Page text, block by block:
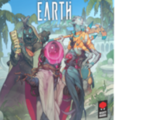
SHIELD
Agents
quantity